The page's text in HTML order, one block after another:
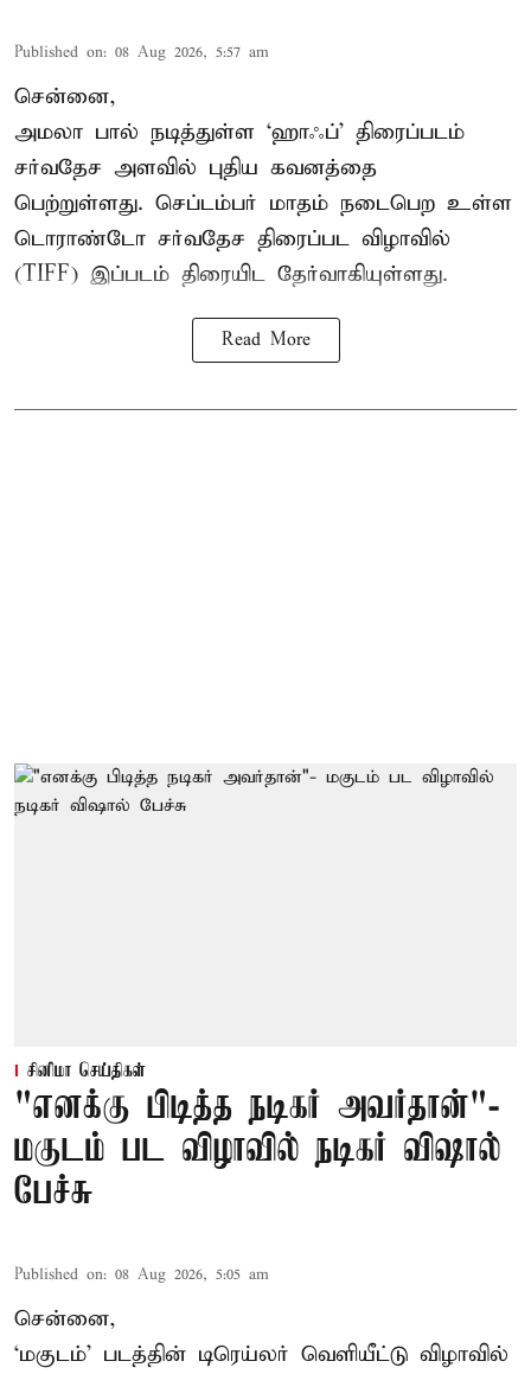
Published on: 08 Aug 2026, 5:57 am
சென்னை,
அமலா பால் நடித்துள்ள ‘ஹாஃப்’ திரைப்படம்
சர்வதேச அளவில் புதிய கவனத்தை
பெற்றுள்ளது. செப்டம்பர் மாதம் நடைபெற உள்ள
டொராண்டோ சர்வதேச திரைப்பட விழாவில்
(TIFF) இப்படம் திரையிட தேர்வாகியுள்ளது.
Read More
சினிமா செய்திகள்
"எனக்கு பிடித்த நடிகர் அவர்தான்"-
மகுடம் பட விழாவில் நடிகர் விஷால்
பேச்சு
Published on: 08 Aug 2026, 5:05 am
சென்னை,
‘மகுடம்’ படத்தின் டிரெய்லர் வெளியீட்டு விழாவில்